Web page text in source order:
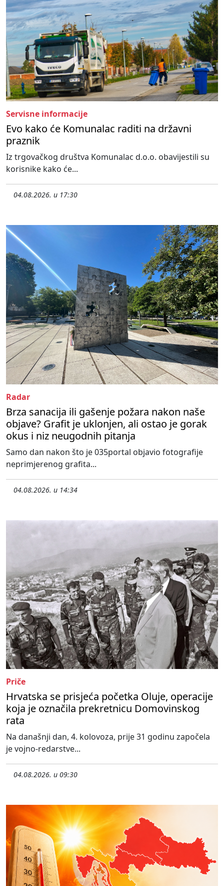
Servisne informacije
Evo kako će Komunalac raditi na državni
praznik
Iz trgovačkog društva Komunalac d.o.o. obavijestili su
korisnike kako će...
04.08.2026. u 17:30
Radar
Brza sanacija ili gašenje požara nakon naše
objave? Grafit je uklonjen, ali ostao je gorak
okus i niz neugodnih pitanja
Samo dan nakon što je 035portal objavio fotografije
neprimjerenog grafita...
04.08.2026. u 14:34
Priče
Hrvatska se prisjeća početka Oluje, operacije
koja je označila prekretnicu Domovinskog
rata
Na današnji dan, 4. kolovoza, prije 31 godinu započela
je vojno-redarstve...
04.08.2026. u 09:30